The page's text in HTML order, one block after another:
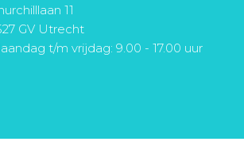
11
GV Utrecht
t/m vrijdag: 9.00 - 17.00 uur